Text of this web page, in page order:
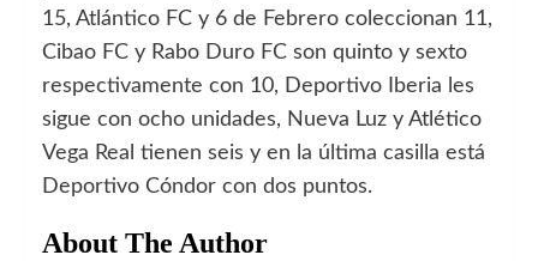
15, Atlántico FC y 6 de Febrero coleccionan 11,
Cibao FC y Rabo Duro FC son quinto y sexto
respectivamente con 10, Deportivo Iberia les
sigue con ocho unidades, Nueva Luz y Atlético
Vega Real tienen seis y en la última casilla está
Deportivo Cóndor con dos puntos.
About The Author